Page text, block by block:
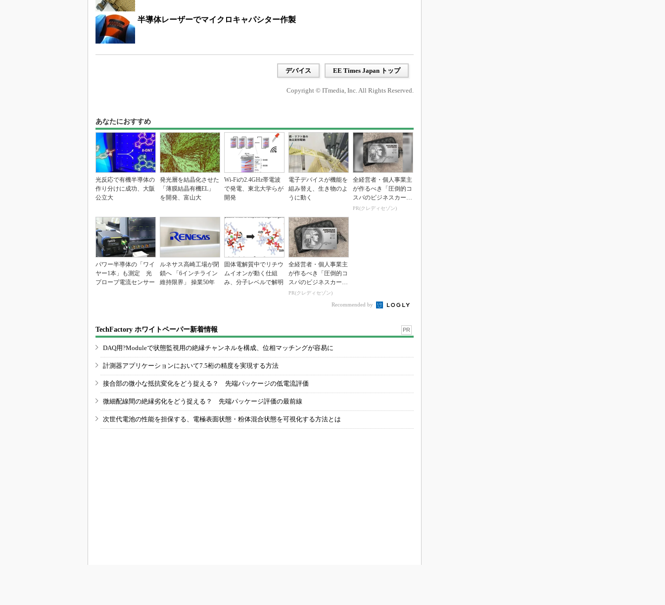
半導体レーザーでマイクロキャパシター作製
デバイス EE Times Japan トップ
Copyright © ITmedia, Inc. All Rights Reserved.
あなたにおすすめ
光反応で有機半導体の
作り分けに成功、大阪
公立大
発光層を結晶化させた
「薄膜結晶有機EL」
を開発、富山大
Wi-Fiの2.4GHz帯電波
で発電、東北大学らが
開発
電子デバイスが機能を
組み替え、生き物のよ
うに動く
全経営者・個人事業主
が作るべき「圧倒的コ
スパのビジネスカー
ド」
PR(クレディセゾン)
パワー半導体の「ワイ
ヤー1本」も測定 光
プローブ電流センサー
ルネサス高崎工場が閉
鎖へ 「6インチライン
維持限界」 操業50年
固体電解質中でリチウ
ムイオンが動く仕組
み、分子レベルで解明
全経営者・個人事業主
が作るべき「圧倒的コ
スパのビジネスカー
ド」
PR(クレディセゾン)
Recommended by
TechFactory ホワイトペーパー新着情報 PR
DAQ用?Moduleで状態監視用の絶縁チャンネルを構成、位相マッチングが容易に
計測器アプリケーションにおいて7.5桁の精度を実現する方法
接合部の微小な抵抗変化をどう捉える？ 先端パッケージの低電流評価
微細配線間の絶縁劣化をどう捉える？ 先端パッケージ評価の最前線
次世代電池の性能を担保する、電極表面状態・粉体混合状態を可視化する方法とは